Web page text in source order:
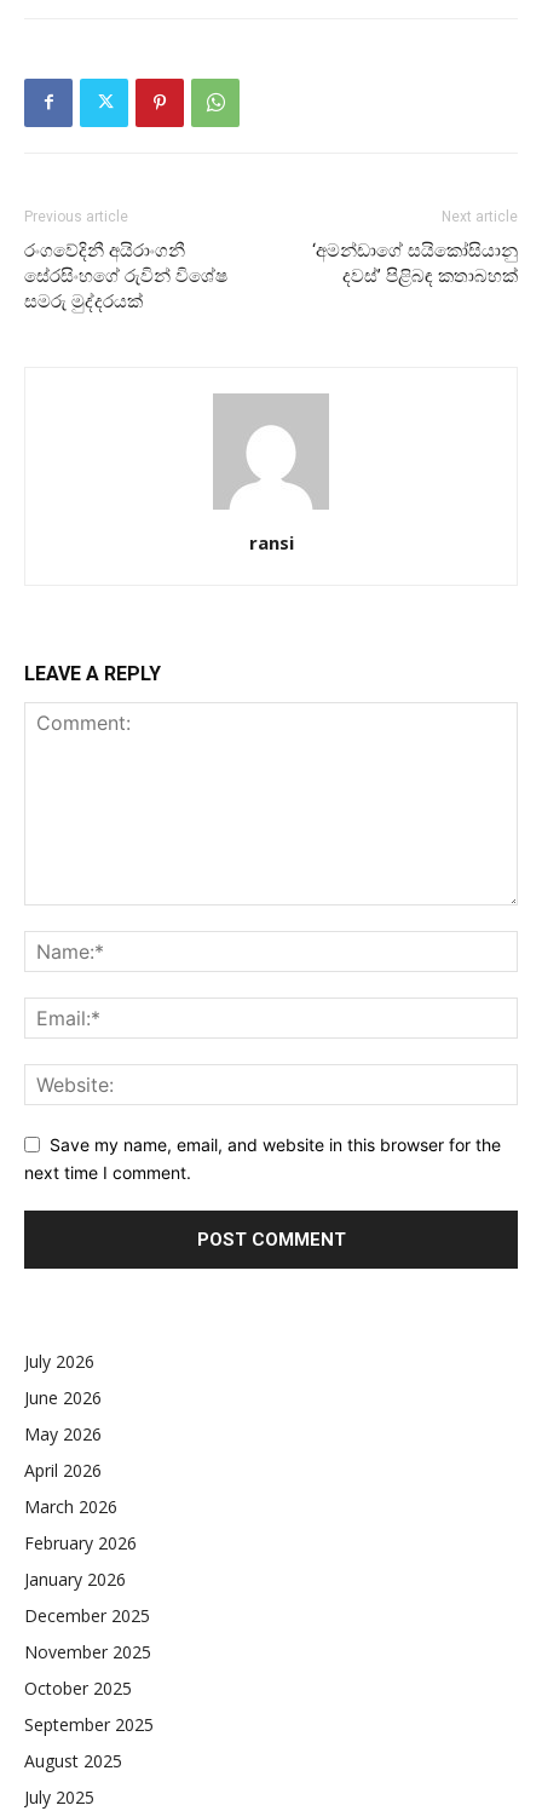
Previous article
රංගවේදිනී අයිරාංගනී
සේරසිංහගේ රුවින් විශේෂ
සමරු මුද්දරයක්
Next article
‘අමන්ඩාගේ සයිකෝසියානු
දවස්’ පිළිබඳ කතාබහක්
ransi
LEAVE A REPLY
Save my name, email, and website in this browser for the
next time I comment.
July 2026
June 2026
May 2026
April 2026
March 2026
February 2026
January 2026
December 2025
November 2025
October 2025
September 2025
August 2025
July 2025